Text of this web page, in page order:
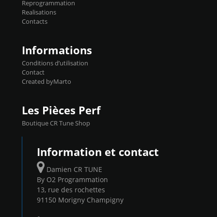
Reprog SP 98 sur le calculateur d'origine
450€ TTC Un gain d'environ 10cv et 15nm
Reprogrammation
Realisations
Contacts
Informations
Conditions d’utilisation
Contact
Created byMarto
Les Pièces Perf
Boutique CR Tune Shop
Information et contact
Damien CR TUNE
By O2 Programmation
13, rue des rochettes
91150 Morigny Champigny